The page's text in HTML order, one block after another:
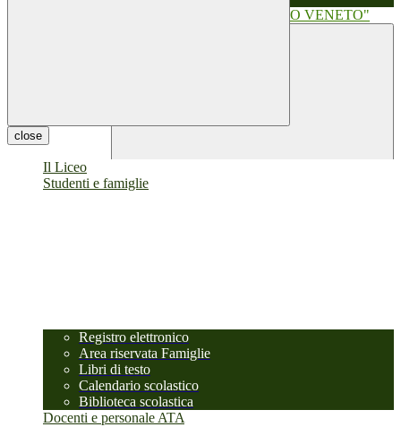
close
Il Liceo
Studenti e famiglie
Registro elettronico
Area riservata Famiglie
Libri di testo
Calendario scolastico
Biblioteca scolastica
Docenti e personale ATA